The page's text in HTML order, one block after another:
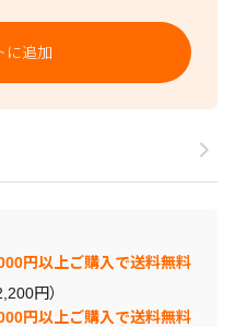
に追加
円以上ご購入で送料無料
円）
円以上ご購入で送料無料